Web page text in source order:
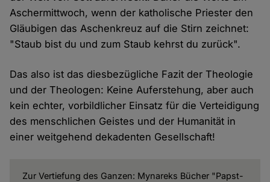
Aschermittwoch, wenn der katholische Priester den
Gläubigen das Aschenkreuz auf die Stirn zeichnet:
"Staub bist du und zum Staub kehrst du zurück".
Das also ist das diesbezügliche Fazit der Theologie
und der Theologen: Keine Auferstehung, aber auch
kein echter, vorbildlicher Einsatz für die Verteidigung
des menschlichen Geistes und der Humanität in
einer weitgehend dekadenten Gesellschaft!
Zur Vertiefung des Ganzen: Mynareks Bücher "Papst-